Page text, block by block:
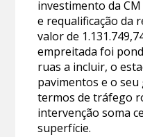
investimento da
e requalificação da
valor de
empreitada foi
ruas a incluir, o
pavimentos e o
termos de tráfego
intervenção soma
superfície.